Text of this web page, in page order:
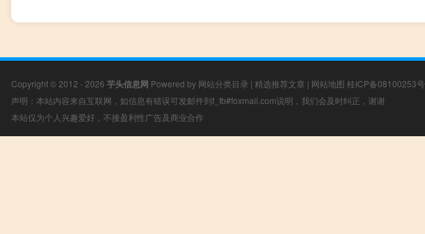
Copyright © 2012 - 2026 芋头信息网 Powered by 网站分类目录 | 精选推荐文章 | 网站地图 桂ICP备08100253号
声明：本站内容来自互联网，如信息有错误可发邮件到f_fb#foxmail.com说明，我们会及时纠正，谢谢
本站仅为个人兴趣爱好，不接盈利性广告及商业合作